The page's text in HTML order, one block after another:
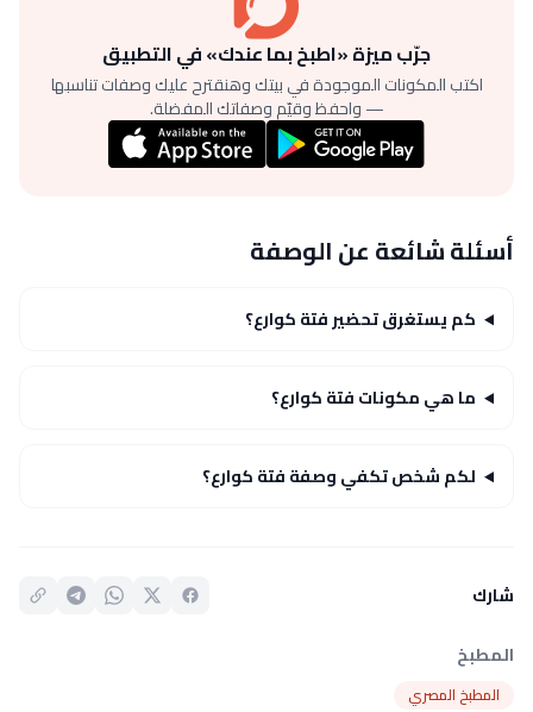
جرّب ميزة «اطبخ بما عندك» في التطبيق
اكتب المكونات الموجودة في بيتك وهنقترح عليك وصفات تناسبها
— واحفظ وقيّم وصفاتك المفضلة.
أسئلة شائعة عن الوصفة
كم يستغرق تحضير فتة كوارع؟
ما هي مكونات فتة كوارع؟
لكم شخص تكفي وصفة فتة كوارع؟
شارك
المطبخ
المطبخ المصري